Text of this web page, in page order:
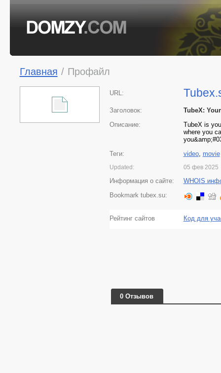
Главная / Профайл
URL:
Заголовок:
TubeX:
Описание:
TubeX is
where you
Теги:
video, movie
Updated: 05 фев 2025
Информация о сайте:
WHOIS
Bookmark tubex.su:
Рейтинг сайтов Код для
0 Отзывов